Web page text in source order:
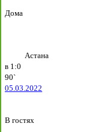
Дома
Астана
в 1:0
90`
05.03.2022
В гостях